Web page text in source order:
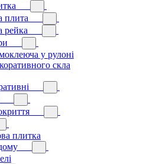
плита
рейка
у рулоні
скла
плитка